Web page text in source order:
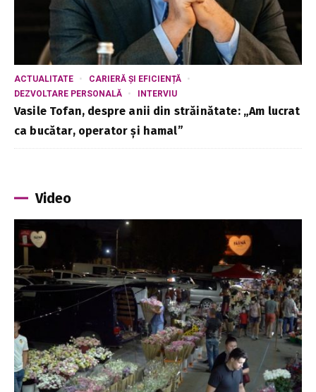
ACTUALITATE
CARIERĂ ȘI EFICIENȚĂ
DEZVOLTARE PERSONALĂ
INTERVIU
Vasile Tofan, despre anii din străinătate: „Am lucrat
ca bucătar, operator și hamal”
Video